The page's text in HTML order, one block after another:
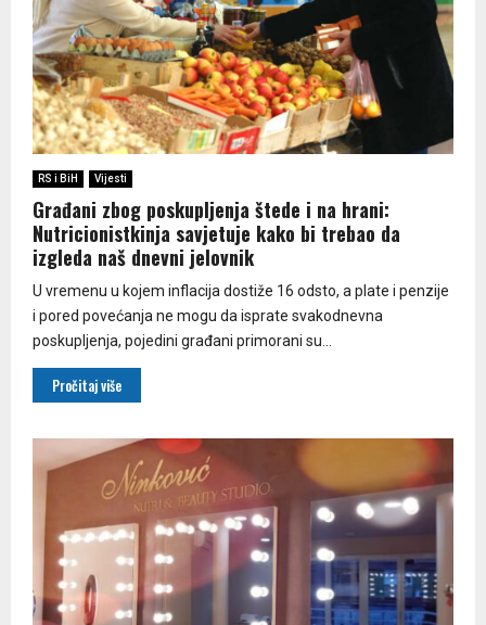
RS i BiH Vijesti
Građani zbog poskupljenja štede i na hrani:
Nutricionistkinja savjetuje kako bi trebao da
izgleda naš dnevni jelovnik
U vremenu u kojem inflacija dostiže 16 odsto, a plate i penzije
i pored povećanja ne mogu da isprate svakodnevna
poskupljenja, pojedini građani primorani su...
Pročitaj više